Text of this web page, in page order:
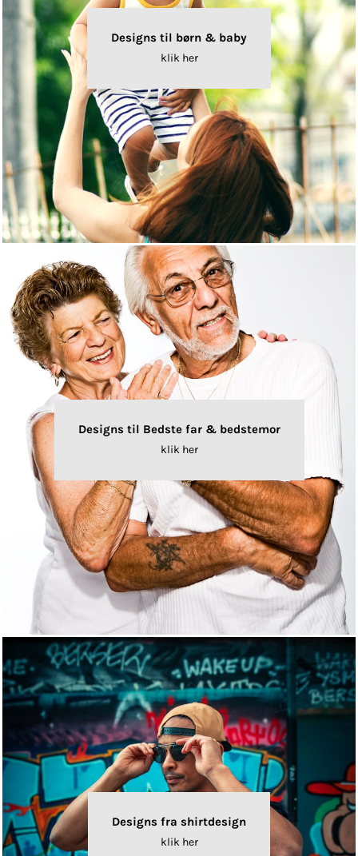
Designs til børn & baby
klik her
Designs til Bedste far & bedstemor
klik her
Designs fra shirtdesign
klik her